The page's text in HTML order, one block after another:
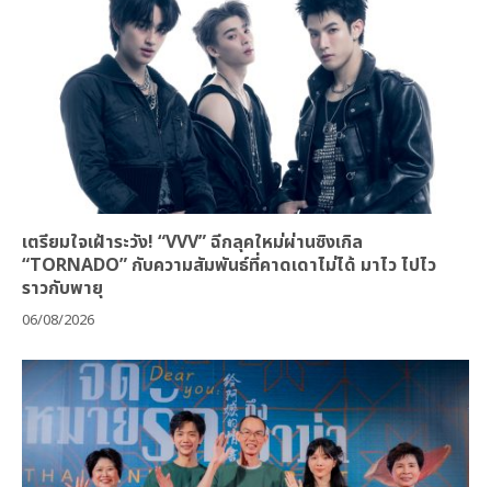
เตรียมใจเฝ้าระวัง! “VVV” ฉีกลุคใหม่ผ่านซิงเกิล
“TORNADO” กับความสัมพันธ์ที่คาดเดาไม่ได้ มาไว ไปไว
ราวกับพายุ
06/08/2026